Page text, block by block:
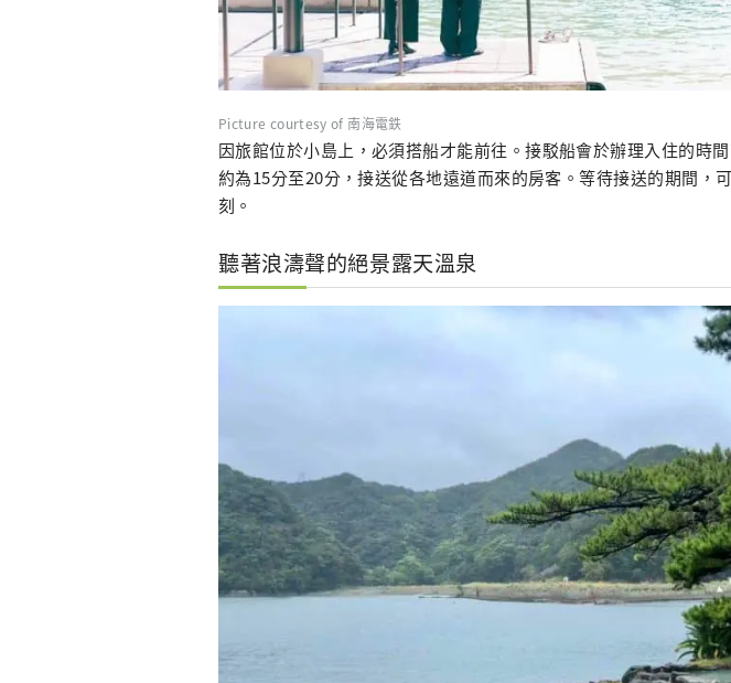
Picture courtesy of 南海電鉄
因旅館位於小島上，必須搭船才能前往。接駁船會於辦理入住的時
約為15分至20分，接送從各地遠道而來的房客。等待接送的期間，
刻。
聽著浪濤聲的絕景露天溫泉